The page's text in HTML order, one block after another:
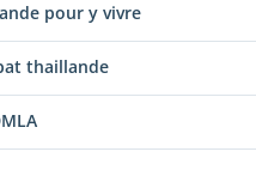
pour y vivre
thaillande